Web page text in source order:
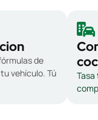
de
vehículo. Tú
Tasa